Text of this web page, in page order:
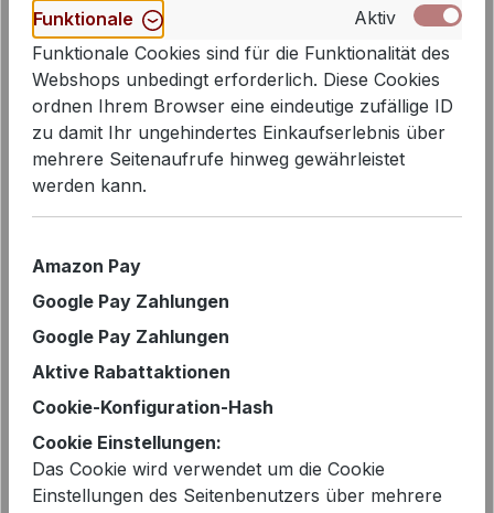
Bildergalerie überspringen
Verkaufspreis:%
Funktionale
Aktiv
Funktionale Cookies sind für die Funktionalität des
Webshops unbedingt erforderlich. Diese Cookies
ordnen Ihrem Browser eine eindeutige zufällige ID
zu damit Ihr ungehindertes Einkaufserlebnis über
mehrere Seitenaufrufe hinweg gewährleistet
werden kann.
Amazon Pay
Google Pay Zahlungen
Google Pay Zahlungen
Aktive Rabattaktionen
Cookie-Konfiguration-Hash
Cookie Einstellungen:
Das Cookie wird verwendet um die Cookie
Einstellungen des Seitenbenutzers über mehrere